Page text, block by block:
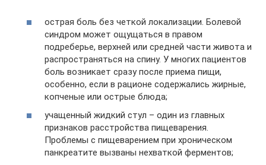
острая боль без четкой локализации. Болевой
синдром может ощущаться в правом
подреберье, верхней или средней части живота и
распространяться на спину. У многих пациентов
боль возникает сразу после приема пищи,
особенно, если в рационе содержались жирные,
копченые или острые блюда;
учащенный жидкий стул – один из главных
признаков расстройства пищеварения.
Проблемы с пищеварением при хроническом
панкреатите вызваны нехваткой ферментов;